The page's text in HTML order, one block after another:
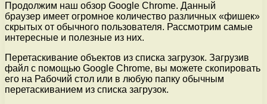
Продолжим наш обзор Google Chrome. Данный
браузер имеет огромное количество различных «фишек»
скрытых от обычного пользователя. Рассмотрим самые
интересные и полезные из них.
Перетаскивание объектов из списка загрузок. Загрузив
файл с помощью Google Chrome, вы можете скопировать
его на Рабочий стол или в любую папку обычным
перетаскиванием из списка загрузок.